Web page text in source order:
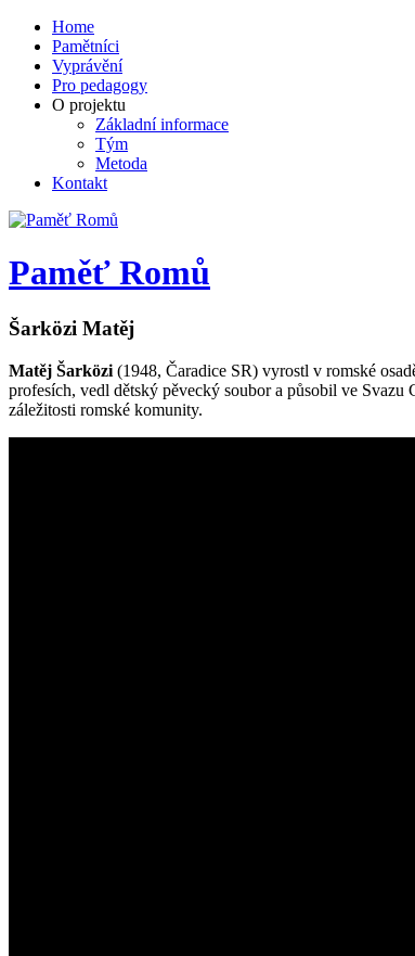
Home
Pamětníci
Vyprávění
Pro pedagogy
O projektu
Základní informace
Tým
Metoda
Kontakt
Paměť Romů
Šarközi Matěj
Matěj Šarközi (1948, Čaradice SR) vyrostl v romské
profesích, vedl dětský pěvecký soubor a působil ve
záležitosti romské komunity.